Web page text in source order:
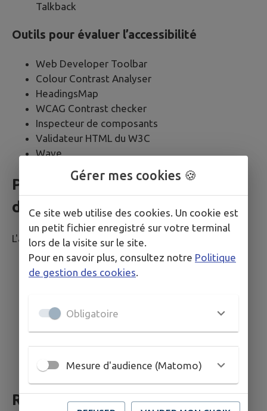
Talkback
Outils pour évaluer l’accessibilité
Web Developer Toolbar
Colour Contrast Analyser
HeadingsMap
WCAG Contrast checker
Inspecteur de composants
Validateur HTML du W3C
Wave
Pages du site ayant fait l’objet
de la vérification de conformité
L'audit a porté sur un échantillon de 8 pages.
P 01 : Accueil;
P 02 :Mentions légales;
P 04 : Signaler;
P 05 :
P 08 :
Événements;
Retour d’information et contact
Gérer mes cookies 🍪
Ce site web utilise des cookies. Un cookie est
un petit fichier enregistré sur votre terminal
lors de la visite sur le site.
Pour en savoir plus, consultez notre Politique
de gestion des cookies.
Obligatoire
Mesure d'audience (Matomo)